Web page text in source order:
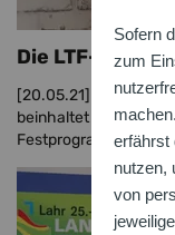
Sofern
zum
erfährst
nutzen,
von
Die LTF-
[20.05.21]
Die
beinhaltet alle Infos
Festprogramm,